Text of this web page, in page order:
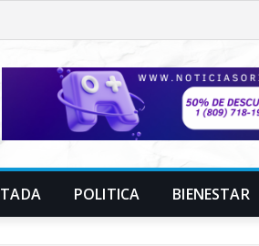
POLITICA BIENESTAR